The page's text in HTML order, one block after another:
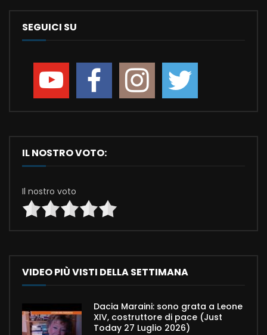
SEGUICI SU
IL NOSTRO VOTO:
Il nostro voto
VIDEO PIÙ VISTI DELLA SETTIMANA
Dacia Maraini: sono grata a Leone
XIV, costruttore di pace (Just
Today 27 Luglio 2026)